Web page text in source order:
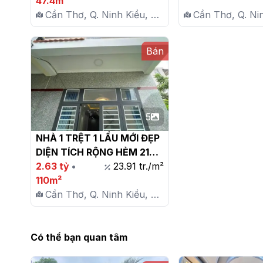
Cần Thơ, Q. Ninh Kiều, P.
Hưng Lợi
Cần Thơ, Q.
Hưng Lợi
Bán
5
NHÀ 1 TRỆT 1 LẦU MỚI ĐẸP
DIỆN TÍCH RỘNG HẺM 216
ĐƯỜNG 3/2 P. HƯNG LỢI
GẦN TRƯỜNG ĐẠI HỌC
CẦN THƠ
2.63 tỷ •
110m²
23.91 tr./m²
Cần Thơ, Q. Ninh Kiều, P.
Hưng Lợi
Có thể bạn quan tâm